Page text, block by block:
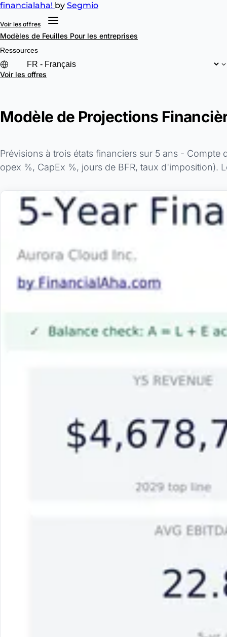
financialaha! by Segmio
Voir les offres
Modèles de Feuilles Pour les entreprises
Ressources
Voir les offres
Modèle de Projections
Prévisions à trois états financiers sur 5 ans -
opex %, CapEx %, jours de BFR, taux d'imposition).